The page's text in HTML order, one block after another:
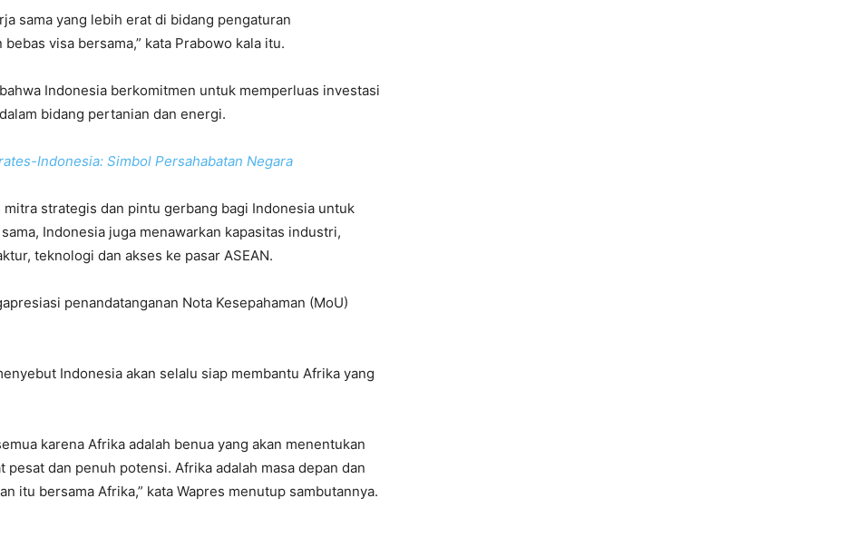
sama yang lebih erat di bidang pengaturan
visa bersama,” kata Prabowo kala itu.
Indonesia berkomitmen untuk memperluas investasi
bidang pertanian dan energi.
Indonesia: Simbol Persahabatan Negara
strategis dan pintu gerbang bagi Indonesia untuk
Indonesia juga menawarkan kapasitas industri,
teknologi dan akses ke pasar ASEAN.
penandatanganan Nota Kesepahaman (MoU)
Indonesia akan selalu siap membantu Afrika yang
karena Afrika adalah benua yang akan menentukan
pesat dan penuh potensi. Afrika adalah masa depan dan
itu bersama Afrika,” kata Wapres menutup sambutannya.